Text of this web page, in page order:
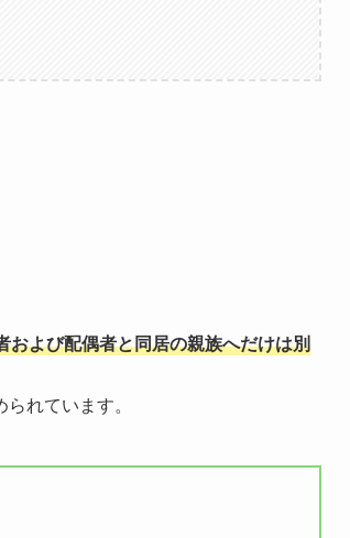
および配偶者と同居の親族へだけは別
れています。